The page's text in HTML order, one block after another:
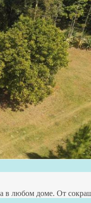
в любом доме. От